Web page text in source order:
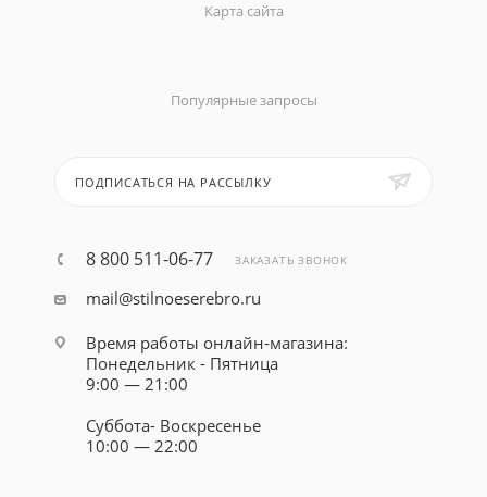
Карта сайта
Популярные запросы
ПОДПИСАТЬСЯ НА РАССЫЛКУ
8 800 511-06-77 ЗАКАЗАТЬ ЗВОНОК
mail@stilnoeserebro.ru
Время работы онлайн-магазина:
Понедельник - Пятница
9:00 — 21:00
Суббота- Воскресенье
10:00 — 22:00